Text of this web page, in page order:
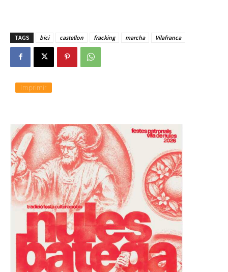
TAGS bici castellon fracking marcha Vilafranca
Imprimir